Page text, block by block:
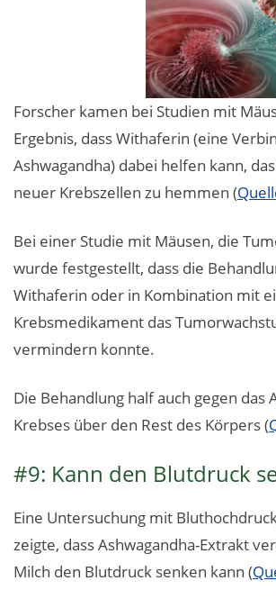
Forscher kamen bei Studien mit
Ergebnis, dass Withaferin (eine
Ashwagandha) dabei helfen kann,
neuer Krebszellen zu hemmen (
Bei einer Studie mit Mäusen, die
wurde festgestellt, dass die
Withaferin oder in Kombination mit
Krebsmedikament das
vermindern konnte.
Die Behandlung half auch gegen das
Krebses über den Rest des Körpers (
#9: Kann den Blutdruck
Eine Untersuchung mit
zeigte, dass Ashwagandha-Extrakt
Milch den Blutdruck senken kann (